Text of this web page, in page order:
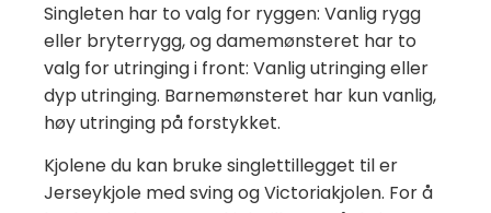
Singleten har to valg for ryggen: Vanlig rygg
eller bryterrygg, og damemønsteret har to
valg for utringing i front: Vanlig utringing eller
dyp utringing. Barnemønsteret har kun vanlig,
høyutringing på forstykket.
Kjolene du kan bruke singlettillegget til er
Jerseykjole med sving og Victoriakjolen. For å